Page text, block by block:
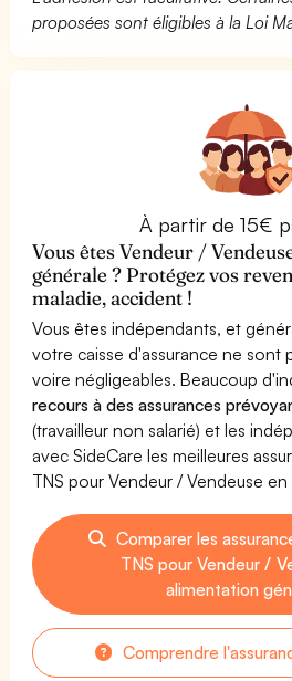
proposées sont éligibles à la Loi
À partir de 15€
Vous êtes Vendeur /
générale ? Protégez vos
maladie, accident !
Vous êtes indépendants, et
votre caisse d'assurance ne sont
voire négligeables. Beaucoup
recours à des assurances
(travailleur non salarié) et les
avec SideCare les meilleures
TNS pour Vendeur / Vendeuse
Comparer les
TNS pour Vendeur /
alimentation
Comprendre